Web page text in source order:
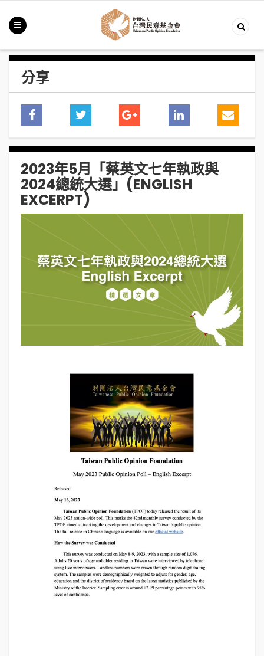
分享
2023年5月「蔡英文七年執政與
2024總統大選」(ENGLISH
EXCERPT)